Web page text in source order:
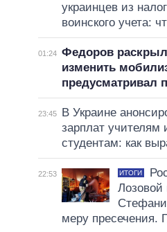
украинцев из
воинского учета:
01:24 Федоров
изменить
предусматривал
23:45
В Украине
зарплат учителям
студентам: как
22:53 ИТОГИ
Лозовой
меру пресечения.